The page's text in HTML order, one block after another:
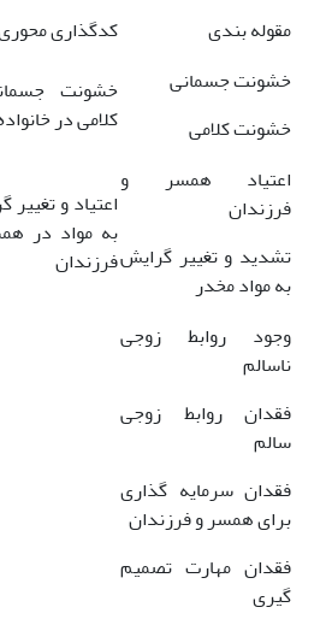
مقوله بندی
کدگذاری
خشونت جسمانی
خشونت کلامی
خشونت
کلامی در
اعتیاد همسر و
فرزندان
تشدید و تغییر گرایش
به مواد مخدر
اعتیاد و
به مواد در
فرزندان
وجود روابط زوجی
ناسالم
فقدان روابط زوجی
سالم
فقدان سرمایه گذاری
برای همسر و فرزندان
فقدان مهارت تصمیم
گیری